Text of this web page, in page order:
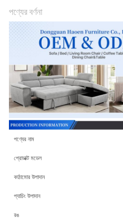
ম্যাপ
গোপনীয়তা
নীতি
পণ্যের বর্ণনা
পণ্যের নাম
প্রোডাক্ট মডেল
কাঠামোর উপাদান
প্যাচিং উপাদান
রঙ